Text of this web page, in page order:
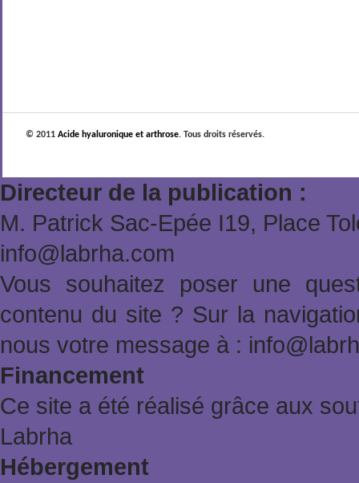
© 2011Acide hyaluronique et arthrose. Tous droits réservés.
Directeur de la publication :
M. Patrick Sac-Epée Ι19, Place
info@labrha.com
Vous souhaitez poser une
contenu du site ? Sur la
nous votre message à :
Financement
Ce site a été réalisé grâce aux
Labrha
Hébergement